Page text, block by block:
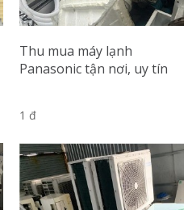
Thu mua máy lạnh
Panasonic tận nơi, uy tín
1 đ